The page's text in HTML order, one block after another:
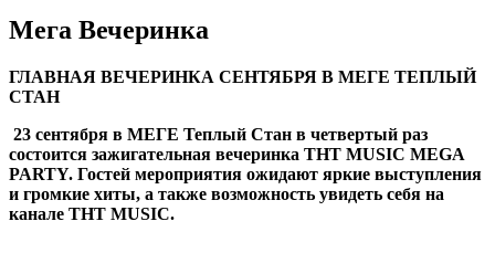
Мега Вечеринка
ГЛАВНАЯ ВЕЧЕРИНКА СЕНТЯБРЯ В МЕГЕ ТЕПЛЫЙ
СТАН
23 сентября в МЕГЕ Теплый Стан в четвертый раз
состоится зажигательная вечеринка ТНТ MUSIC MEGA
PARTY. Гостей мероприятия ожидают яркие выступления
и громкие хиты, а также возможность увидеть себя на
канале ТНТ MUSIC.